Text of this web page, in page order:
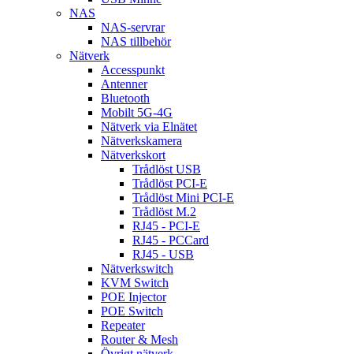
NAS
NAS-servrar
NAS tillbehör
Nätverk
Accesspunkt
Antenner
Bluetooth
Mobilt 5G-4G
Nätverk via Elnätet
Nätverkskamera
Nätverkskort
Trådlöst USB
Trådlöst PCI-E
Trådlöst Mini PCI-E
Trådlöst M.2
RJ45 - PCI-E
RJ45 - PCCard
RJ45 - USB
Nätverkswitch
KVM Switch
POE Injector
POE Switch
Repeater
Router & Mesh